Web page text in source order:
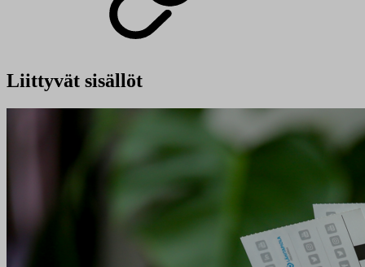
Liittyvät sisällöt